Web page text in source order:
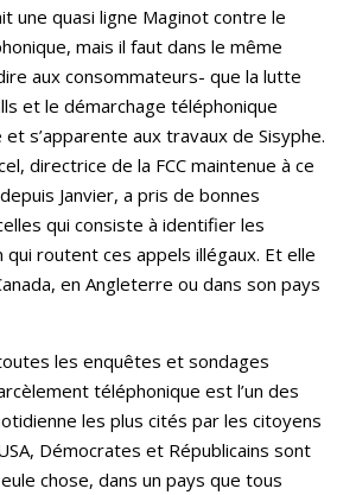
une quasi ligne Maginot contre le
mais il faut dans le même
aux consommateurs- que la lutte
et le démarchage téléphonique
s’apparente aux travaux de Sisyphe.
directrice de la FCC maintenue à ce
Janvier, a pris de bonnes
qui consiste à identifier les
routent ces appels illégaux. Et elle
en Angleterre ou dans son pays
les enquêtes et sondages
téléphonique est l’un des
les plus cités par les citoyens
Démocrates et Républicains sont
chose, dans un pays que tous